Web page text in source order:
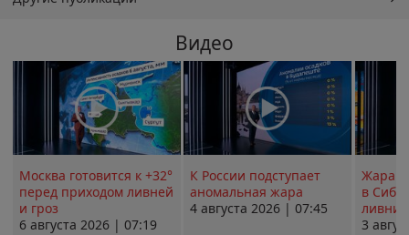
Видео
Москва готовится к +32°
перед приходом ливней
и гроз
6 августа 2026 | 07:19
К России подступает
аномальная жара
4 августа 2026 | 07:45
Жара в
в
ливни
3